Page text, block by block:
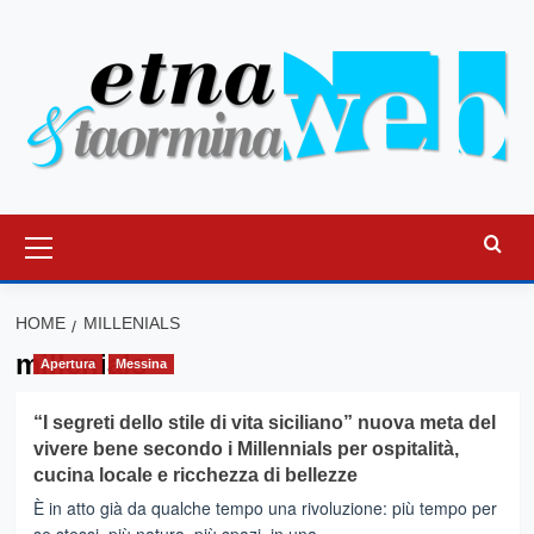
principale
HOME MILLENIALS
millenials
Apertura Messina
“I segreti dello stile di vita siciliano” nuova meta del
vivere bene secondo i Millennials per ospitalità,
cucina locale e ricchezza di bellezze
È in atto già da qualche tempo una rivoluzione: più tempo per